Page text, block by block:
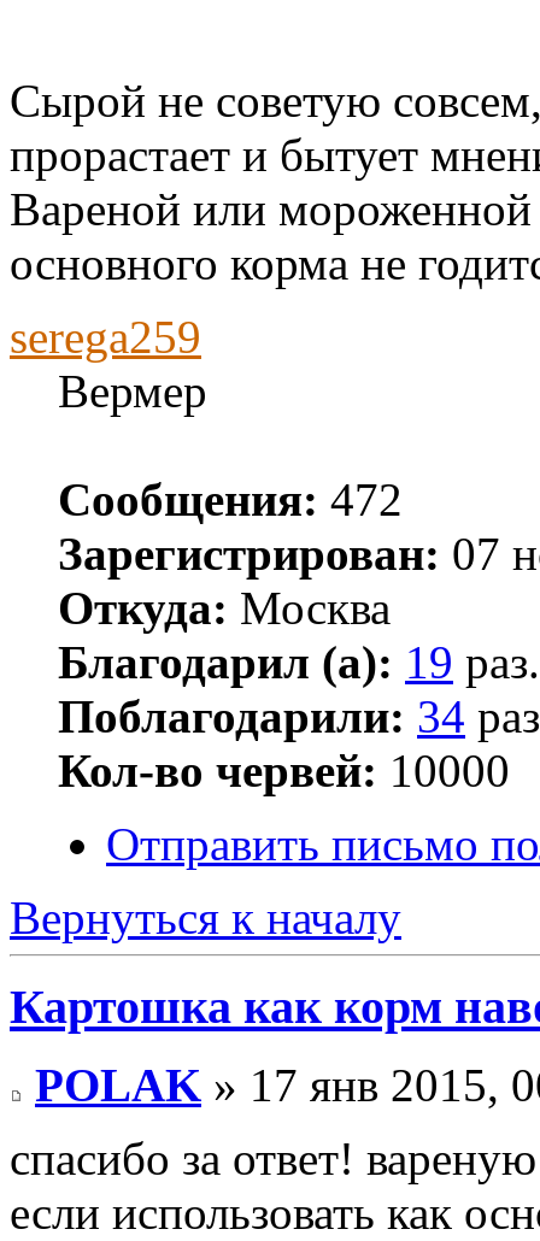
Сырой не советую совсем,
прорастает и бытует
Вареной или мороженной
основного корма не
serega259
Вермер
Сообщения: 472
Зарегистрирован: 07
Откуда: Москва
Благодарил (а): 19 раз.
Поблагодарили: 34
Кол-во червей: 10000
Отправить письмо
Вернуться к началу
Картошка как корм
POLAK » 17 янв 2015,
спасибо за ответ!
если использовать как